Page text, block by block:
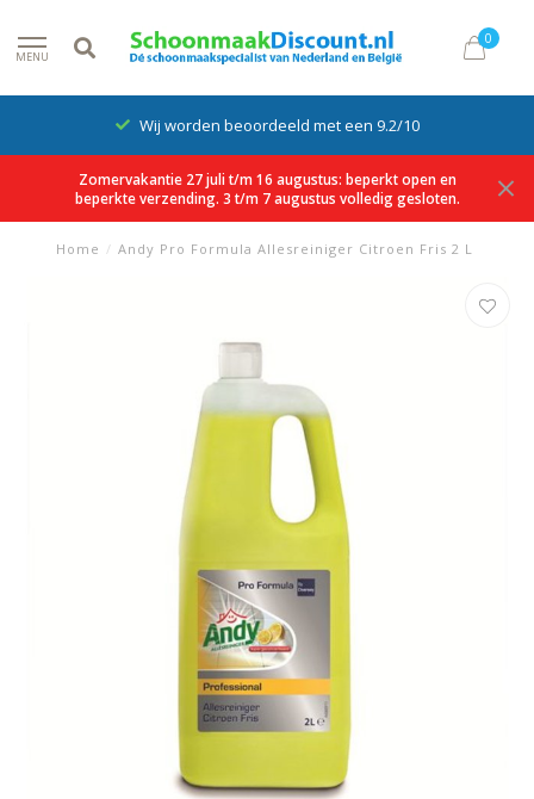
MENU
0
Wij worden beoordeeld met een 9.2/10
Zomervakantie 27 juli t/m 16 augustus: beperkt open en
beperkte verzending. 3 t/m 7 augustus volledig gesloten.
Home / Andy Pro Formula Allesreiniger Citroen Fris 2 L